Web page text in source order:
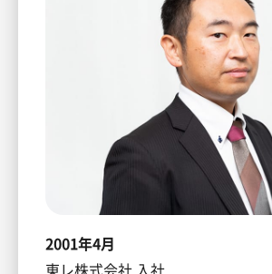
2001年4月
東レ株式会社 入社